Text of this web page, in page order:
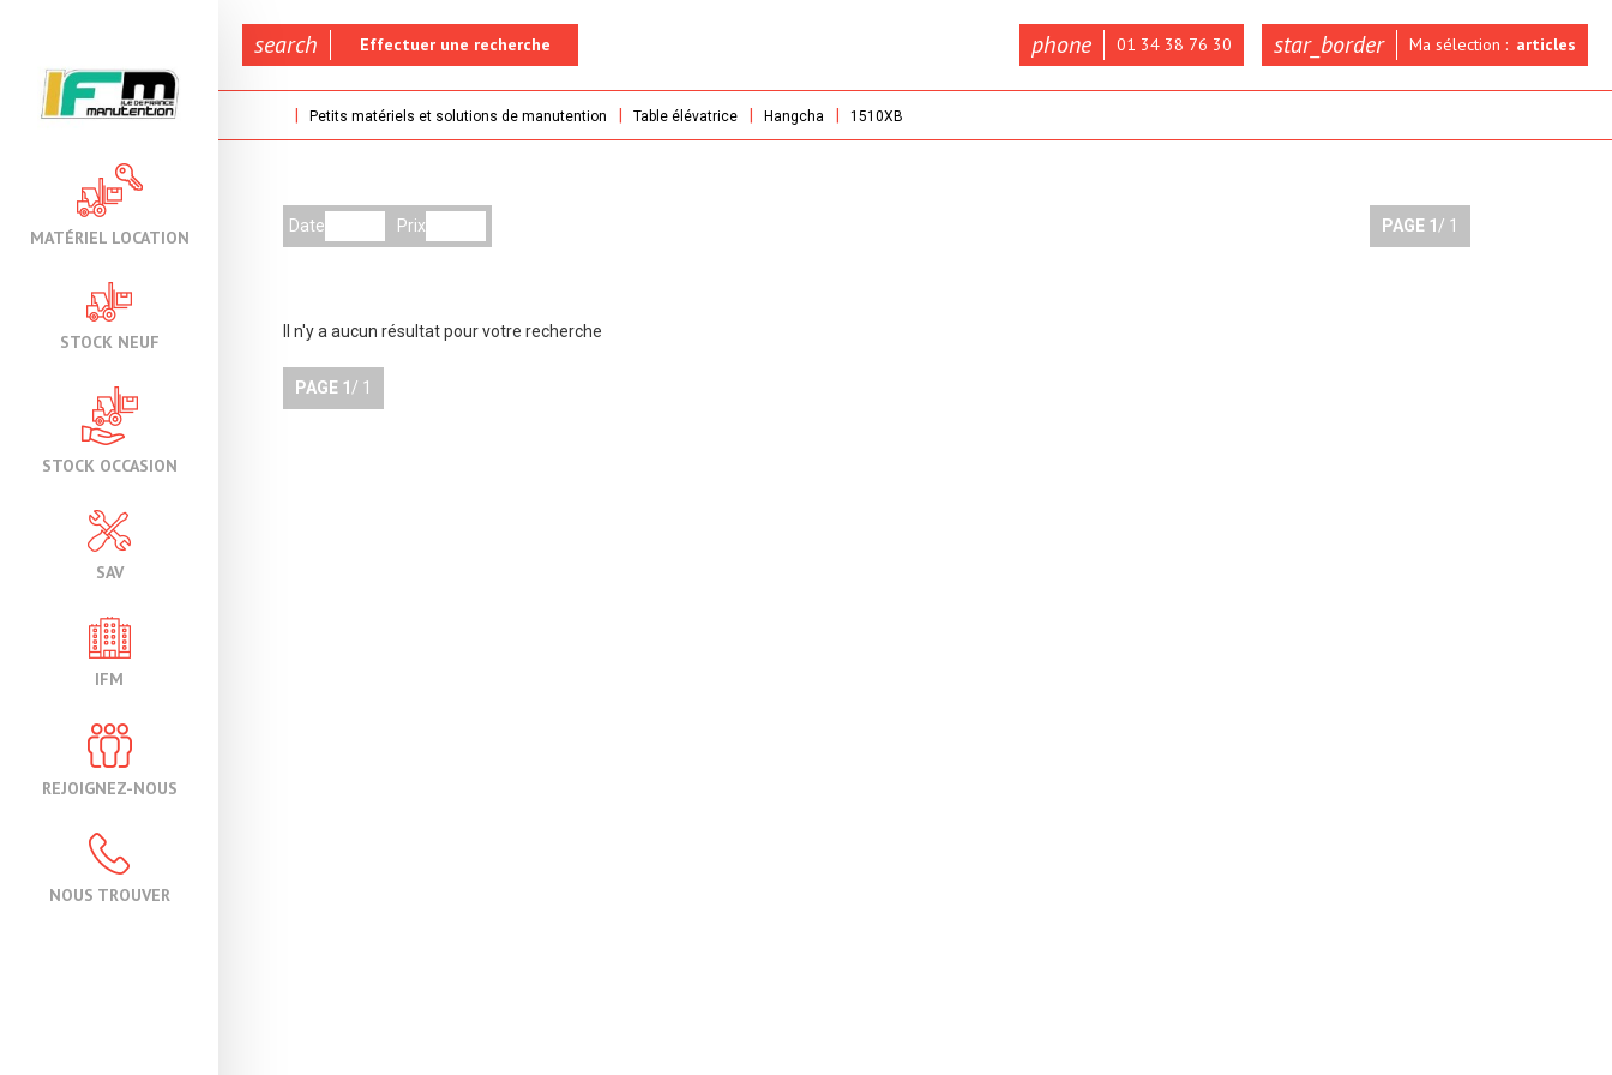
MATÉRIEL LOCATION
STOCK NEUF
STOCK OCCASION
SAV
IFM
REJOIGNEZ-NOUS
NOUS TROUVER
search Effectuer une recherche phone 01 34 38 76 30 star_border Ma sélection : articles
Petits matériels et solutions de manutention Table élévatrice Hangcha 1510XB
Date Prix PAGE 1 / 1
Il n'y a aucun résultat pour votre recherche
PAGE 1 / 1